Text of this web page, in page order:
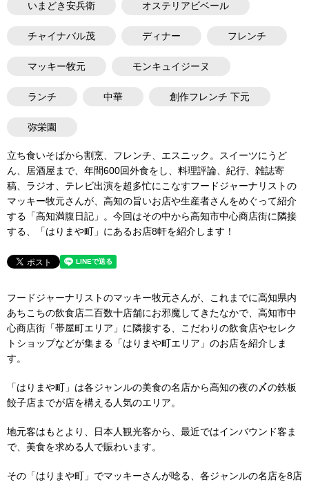
いまどき安兵衛 オステリアビベール
チャイナバル茂 ディナー フレンチ
マッキー牧元 モンキュイジーヌ
ランチ 中華 創作フレンチ 下元
弥栄園
立ち食いそばから割烹、フレンチ、エスニック。スイーツにうど
ん、居酒屋まで、年間600回外食をし、料理評論、紀行、雑誌寄
稿、ラジオ、テレビ出演を超多忙にこなすフードジャーナリストの
マッキー牧元さんが、高知の旨いお店や生産者さんをめぐって紹介
する「高知満腹日記」。今回はその中から高知市中心商店街に隣接
する、「はりまや町」にあるお店8軒を紹介します！
フードジャーナリストのマッキー牧元さんが、これまでに高知県内
あちこちの飲食店二百数十店舗にお邪魔してきたなかで、高知市中
心商店街「帯屋町エリア」に隣接する、こだわりの飲食店やセレク
トショップなどが集まる「はりまや町エリア」のお店を紹介しま
す。
「はりまや町」は各ジャンルの美食の名店から高知の夜の〆の鉄板
餃子店までが店を構える人気のエリア。
地元客はもとより、日本人観光客から、最近ではインバウンド客ま
で、美食を求める人で賑わいます。
その「はりまや町」でマッキーさんが唸る、各ジャンルの名店を8店